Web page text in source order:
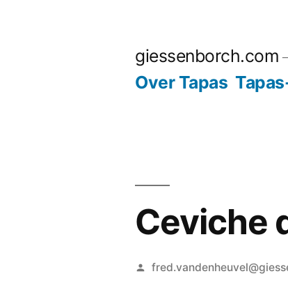
giessenborch.com
Over Tapas
Ceviche
Geplaatst